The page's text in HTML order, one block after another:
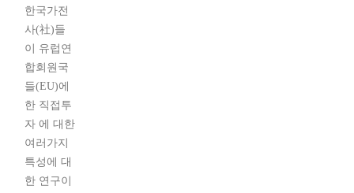
한국가전
사(社)들
이 유럽연
합회원국
들(EU)에
한 직접투
자 에 대한
여러가지
특성에 대
한 연구이